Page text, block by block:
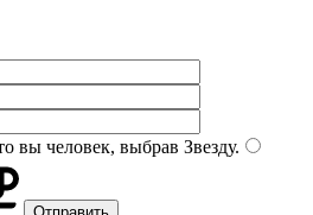
вы человек, выбрав Звезду.